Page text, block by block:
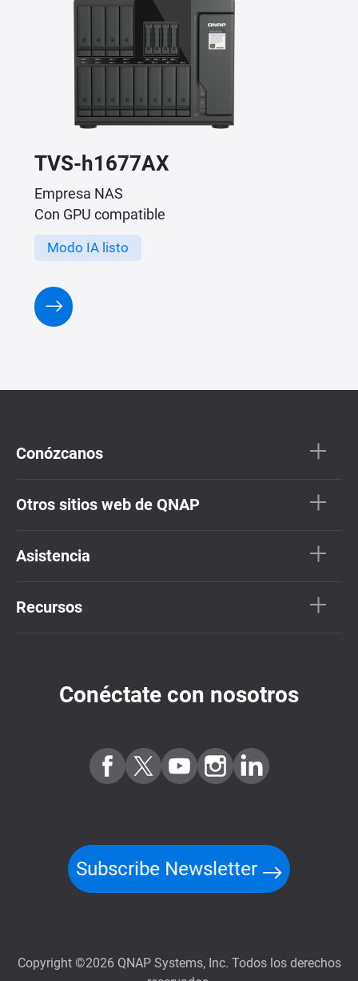
TVS-h1677AX
Empresa NAS
Con GPU compatible
Modo IA listo
Conózcanos
Otros sitios web de QNAP
Asistencia
Recursos
Conéctate con nosotros
Subscribe Newsletter
Copyright ©2026 QNAP Systems, Inc. Todos los derechos